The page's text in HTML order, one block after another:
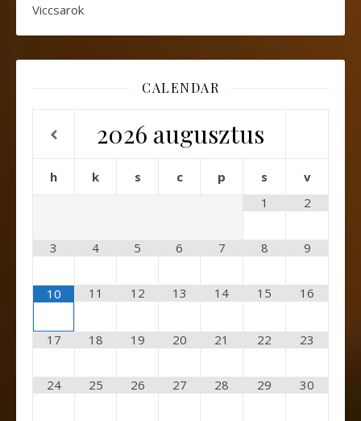
Viccsarok
CALENDAR
2026 augusztus
h k s c p s
v
1
2
3 4 5 6 7 8 9
10 11 12 13 14 15 16
17 18 19 20 21 22 23
24 25 26 27 28 29 30